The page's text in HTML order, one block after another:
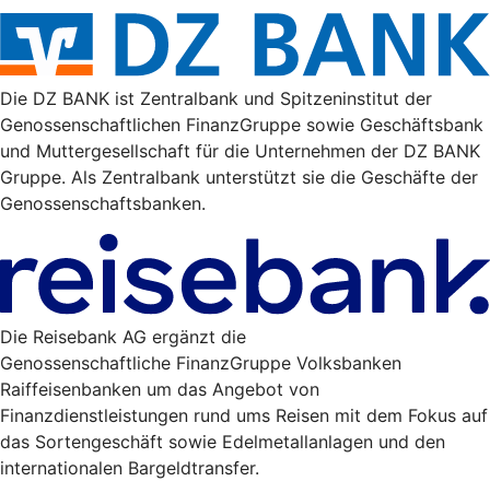
Die DZ BANK ist Zentralbank und Spitzeninstitut der
Genossenschaftlichen FinanzGruppe sowie Geschäftsbank
und Muttergesellschaft für die Unternehmen der DZ BANK
Gruppe. Als Zentralbank unterstützt sie die Geschäfte der
Genossenschaftsbanken.
Die Reisebank AG ergänzt die
Genossenschaftliche FinanzGruppe Volksbanken
Raiffeisenbanken um das Angebot von
Finanzdienstleistungen rund ums Reisen mit dem Fokus auf
das Sortengeschäft sowie Edelmetallanlagen und den
internationalen Bargeldtransfer.